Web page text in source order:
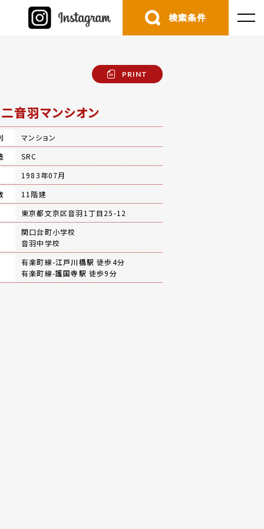
検索条件
PRINT
音羽マンシオン
マンション
SRC
1983年07月
11階建
東京都文京区音羽1丁目25-12
関口台町小学校
音羽中学校
有楽町線-江戸川橋駅 徒歩4分
有楽町線-護国寺駅 徒歩9分